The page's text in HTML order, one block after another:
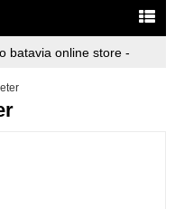
batavia online store -